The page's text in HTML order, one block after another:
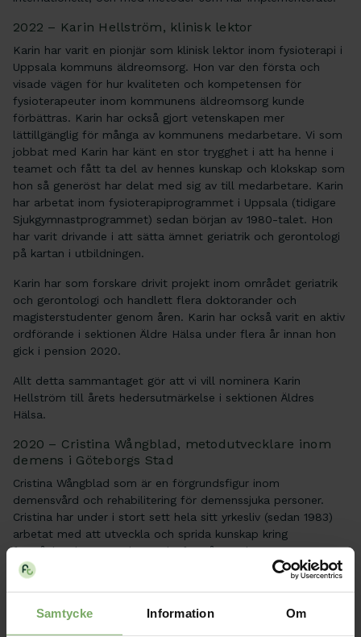
Samtycke Information Om
2022 – Karin Hellström, klinisk lektor
Karin har varit en pionjär som klinisk lektor inom fysioterapi i
Uppsala kommuns äldreomsorg. Hon var den första och
visade vägen för hur kvaliteten och kompetensen för
fysioterapeuter inom kommunens äldreomsorg kunde
förbättras. Karin har också gjort vetenskapen mer
lättillgänglig för många av kommunens medarbetare. Vi som
jobbat med Karin har känt en stor trygghet i att ha henne i
teamet och fått ta del av hennes kunskap och klokskap som
hon så generöst har delat med sig av till medarbetare. Karin
har arbetat inom fysioterapiprogrammet i Uppsala (tidigare
Sjukgymnastprogrammet) sedan början av 1980-talet. Hon
har varit drivande i att sätta ämnet geriatrik och gerontologi
på kartan i utbildningen.
Karin har som forskare drivit projekt inom området geriatrik
och gerontologi och handlett flera doktorander och
magisterstudenter genom åren. Karin har också varit en aktiv
ordförande i sektionen Äldre Hälsa under flera år innan hon
gick i pension 2020.
Allt detta sammantaget gör att vi vill nominera Karin
Hellström till årets hedersutmärkelse i sektionen Äldres
Hälsa.
2020 – Cristina Wångblad, metodutvecklare inom
demens i Göteborgs Stad
Cristina Wångblad som är en förgrundsfigur inom
demensvård och rehabilitering för demenssjuka personer.
Cristina har under i stort sett hela sitt yrkesliv (sedan 1983)
arbetat med att utveckla och sprida kunskap kring
förståelse, bemötande, rörelseförmåga och
rörelseunderstödjande metoder för personer med
metodutveckling inom vård och omsorg i Göteborg Stad.